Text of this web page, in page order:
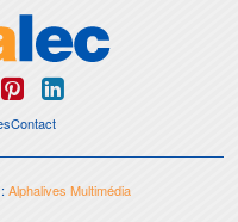
Contact
Alphalives Multimédia